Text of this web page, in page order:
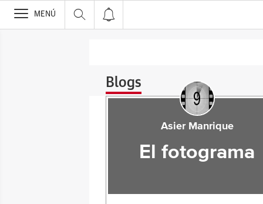
>
MENÚ
Blogs
Asier Manrique
El fotograma